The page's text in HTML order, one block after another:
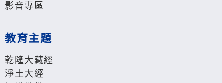
影音專區
教育主題
乾隆大藏經
淨土大經